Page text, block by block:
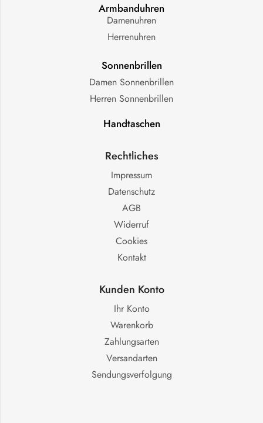
Armbanduhren
Damenuhren
Herrenuhren
Sonnenbrillen
Damen Sonnenbrillen
Herren Sonnenbrillen
Handtaschen
Rechtliches
Impressum
Datenschutz
AGB
Widerruf
Cookies
Kontakt
Kunden Konto
Ihr Konto
Warenkorb
Zahlungsarten
Versandarten
Sendungsverfolgung